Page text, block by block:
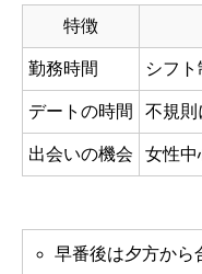
特徴
勤務時間 シフ
デートの時間 不規則
出会いの機会 女性中
早番後は夕方から